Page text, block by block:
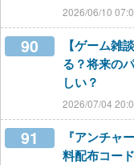
2026/06/10
90
【ゲーム雑
る？将来の
しい？
2026/07/04
91
『アンチャ
料配布コー